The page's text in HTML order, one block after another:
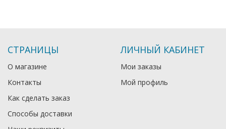
СТРАНИЦЫ
О магазине
Контакты
Как сделать заказ
Способы доставки
ЛИЧНЫЙ КАБИНЕТ
Мои заказы
Мой профиль